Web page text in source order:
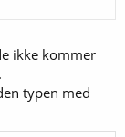
ikke kommer
typen med